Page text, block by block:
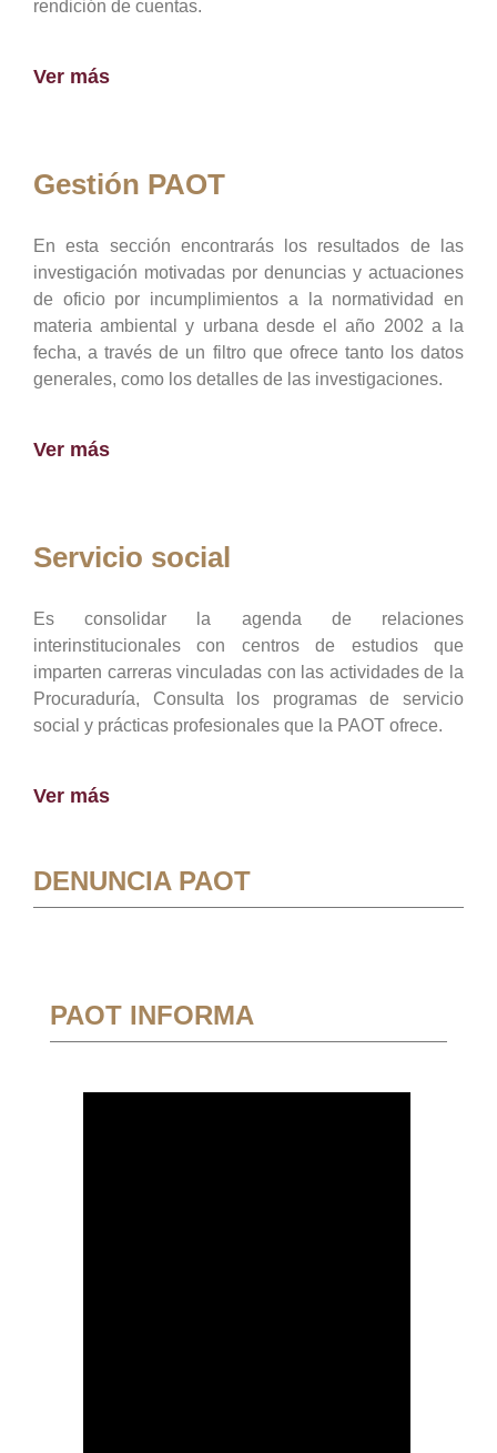
rendición de cuentas.
Ver más
Gestión PAOT
En esta sección encontrarás los resultados de las
investigación motivadas por denuncias y actuaciones
de oficio por incumplimientos a la normatividad en
materia ambiental y urbana desde el año 2002 a la
fecha, a través de un filtro que ofrece tanto los datos
generales, como los detalles de las investigaciones.
Ver más
Servicio social
Es consolidar la agenda de relaciones
interinstitucionales con centros de estudios que
imparten carreras vinculadas con las actividades de la
Procuraduría, Consulta los programas de servicio
social y prácticas profesionales que la PAOT ofrece.
Ver más
DENUNCIA PAOT
PAOT INFORMA